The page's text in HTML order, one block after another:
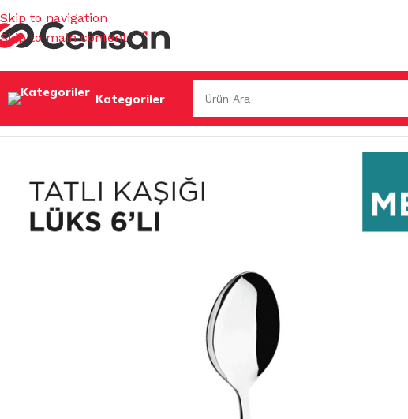
Skip to navigation
Skip to main content
Kategoriler
ENDÜSTRİYEL MUTFAK/ÇATAL &